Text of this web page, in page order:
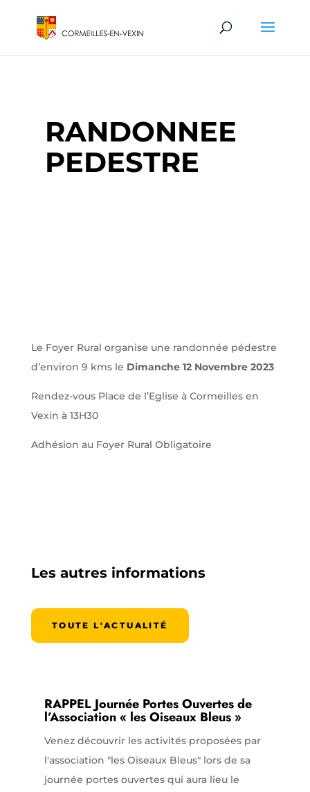
RANDONNEE
PEDESTRE
Le Foyer Rural organise une randonnée pédestre
d’environ 9 kms le Dimanche 12 Novembre 2023
Rendez-vous Place de l’Eglise à Cormeilles en
Vexin à 13H30
Adhésion au Foyer Rural Obligatoire
Les autres informations
TOUTE L'ACTUALITÉ
RAPPEL Journée Portes Ouvertes de
l’Association « les Oiseaux Bleus »
Venez découvrir les activités proposées par
l'association "les Oiseaux Bleus" lors de sa
journée portes ouvertes qui aura lieu le